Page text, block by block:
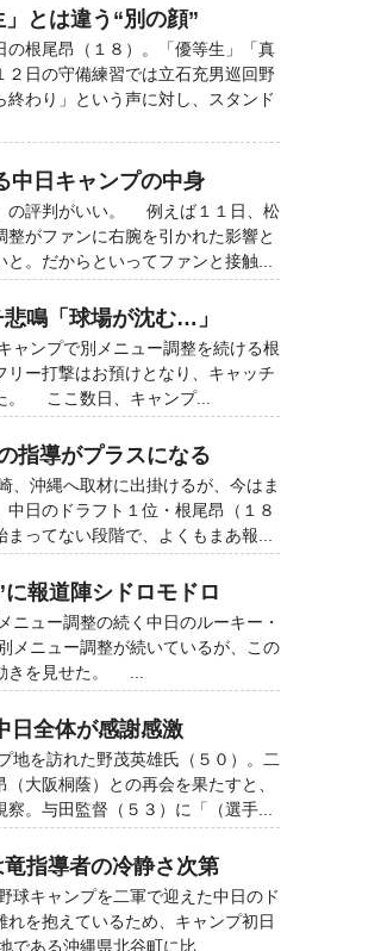
とは違う“別の顔”
根尾昂（１８）。「優等生」「真
日の守備練習では立石充男巡回野
わり」という声に対し、スタンド
中日キャンプの中身
の評判がいい。 例えば１１日、松
がファンに右腕を引かれた影響と
。だからといってファンと接触...
鳴「球場が沈む…」
ンプで別メニュー調整を続ける根
ー打撃はお預けとなり、キャッチ
。 ここ数日、キャンプ...
指導がプラスになる
沖縄へ取材に出掛けるが、今はま
日のドラフト１位・根尾昂（１８
ってない段階で、よくもまあ報...
報道陣シドロモドロ
ュー調整の続く中日のルーキー・
ニュー調整が続いているが、この
きを見せた。 ...
日全体が感謝感激
を訪れた野茂英雄氏（５０）。二
大阪桐蔭）との再会を果たすと、
。与田監督（５３）に「（選手...
指導者の冷静さ次第
キャンプを二軍で迎えた中日のド
を抱えているため、キャンプ初日
ある沖縄県北谷町に比...